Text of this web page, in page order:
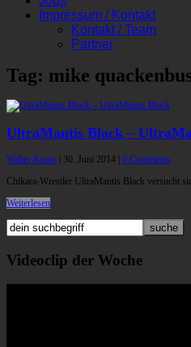
Impressum / Kontakt
Kontakt / Team
Partner
Tag: mike
UltraMantis Black –
Walter Kraus 30. Juni 2014 0 Comments
Chikara-Wrestler UltraMantis Black versucht
Weiterlesen
Videoclip der Woche